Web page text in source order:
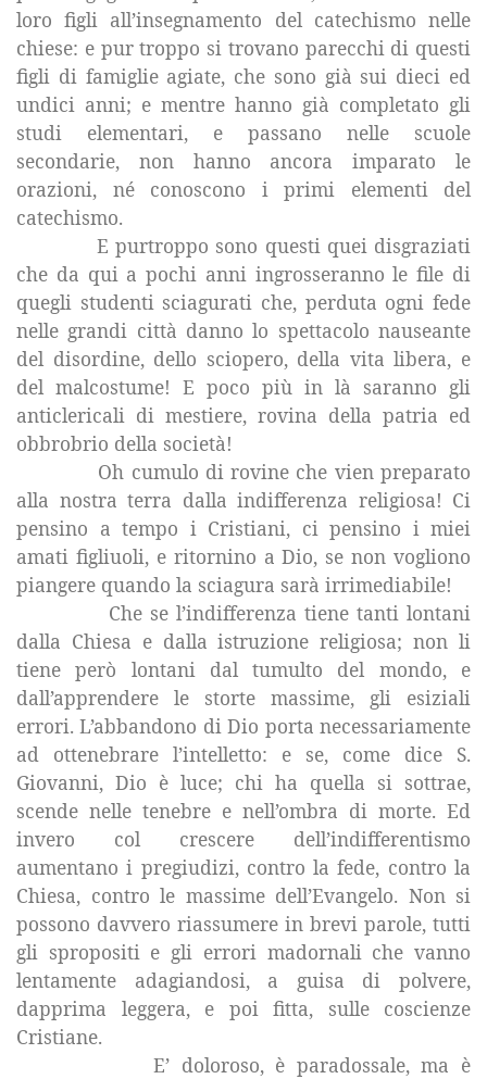
loro figli all’insegnamento del catechismo nelle
chiese: e pur troppo si trovano parecchi di questi
figli di famiglie agiate, che sono già sui dieci ed
undici anni; e mentre hanno già completato gli
studi elementari, e passano nelle scuole
secondarie, non hanno ancora imparato le
orazioni, né conoscono i primi elementi del
catechismo.
E purtroppo sono questi quei disgraziati
che da qui a pochi anni ingrosseranno le file di
quegli studenti sciagurati che, perduta ogni fede
nelle grandi città danno lo spettacolo nauseante
del disordine, dello sciopero, della vita libera, e
del malcostume! E poco più in là saranno gli
anticlericali di mestiere, rovina della patria ed
obbrobrio della società!
Oh cumulo di rovine che vien preparato
alla nostra terra dalla indifferenza religiosa! Ci
pensino a tempo i Cristiani, ci pensino i miei
amati figliuoli, e ritornino a Dio, se non vogliono
piangere quando la sciagura sarà irrimediabile!
Che se l’indifferenza tiene tanti lontani
dalla Chiesa e dalla istruzione religiosa; non li
tiene però lontani dal tumulto del mondo, e
dall’apprendere le storte massime, gli esiziali
errori. L’abbandono di Dio porta necessariamente
ad ottenebrare l’intelletto: e se, come dice S.
Giovanni, Dio è luce; chi ha quella si sottrae,
scende nelle tenebre e nell’ombra di morte. Ed
invero col crescere dell’indifferentismo
aumentano i pregiudizi, contro la fede, contro la
Chiesa, contro le massime dell’Evangelo. Non si
possono davvero riassumere in brevi parole, tutti
gli spropositi e gli errori madornali che vanno
lentamente adagiandosi, a guisa di polvere,
dapprima leggera, e poi fitta, sulle coscienze
Cristiane.
E’ doloroso, è paradossale, ma è